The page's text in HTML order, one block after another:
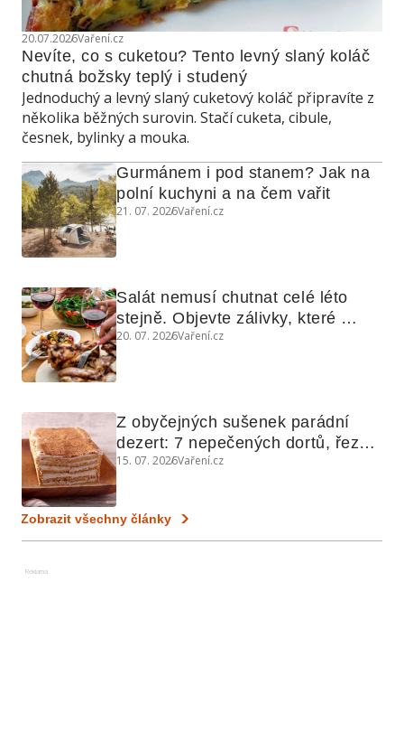
20.07.2026Vaření.cz
Nevíte, co s cuketou? Tento levný slaný koláč
chutná božsky teplý i studený
Jednoduchý a levný slaný cuketový koláč připravíte z
několika běžných surovin. Stačí cuketa, cibule,
česnek, bylinky a mouka.
Gurmánem i pod stanem? Jak na
polní kuchyni a na čem vařit
21. 07. 2026Vaření.cz
Salát nemusí chutnat celé léto
stejně. Objevte zálivky, které
využijete i na maso, nudle nebo
20. 07. 2026Vaření.cz
Z obyčejných sušenek parádní
dezert: 7 nepečených dortů, řezů
a koláčů
15. 07. 2026Vaření.cz
Zobrazit všechny články
Reklama